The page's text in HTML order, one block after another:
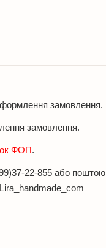
замовлення.
замовлення.
ФОП.
22-855 або поштою